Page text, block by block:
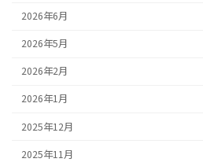
2026年6月
2026年5月
2026年2月
2026年1月
2025年12月
2025年11月